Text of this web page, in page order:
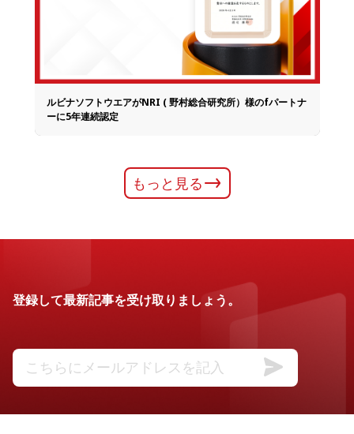
ルビナソフトウエアがNRI ( 野村総合研究所）様のfパートナ
ーに5年連続認定
もっと見る
登録して最新記事を受け取りましょう。